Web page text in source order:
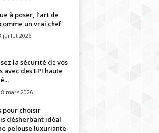
à poser, l’art de
un vrai chef
juillet 2026
la sécurité de vos
avec des EPI haute
mars 2026
pour choisir
désherbant idéal
pelouse luxuriante